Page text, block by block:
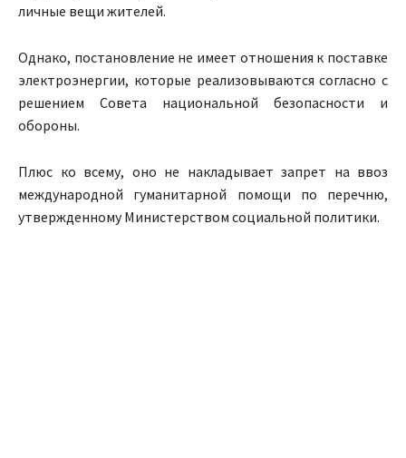
личные вещи жителей.
Однако, постановление не имеет отношения к поставке
электроэнергии, которые реализовываются согласно с
решением Совета национальной безопасности и
обороны.
Плюс ко всему, оно не накладывает запрет на ввоз
международной гуманитарной помощи по перечню,
утвержденному Министерством социальной политики.